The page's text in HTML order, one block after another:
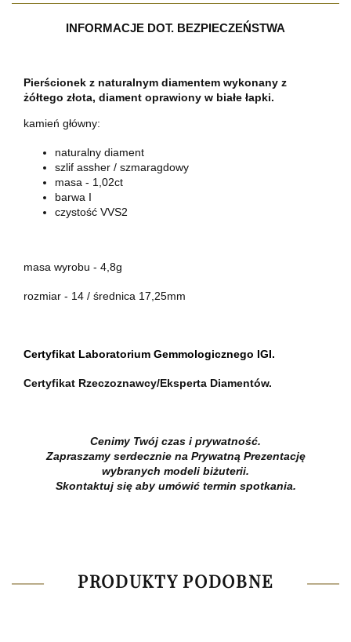
INFORMACJE DOT. BEZPIECZEŃSTWA
Pierścionek z naturalnym diamentem wykonany z
żółtego złota, diament oprawiony w białe łapki.
kamień główny:
naturalny diament
szlif assher / szmaragdowy
masa - 1,02ct
barwa I
czystość VVS2
masa wyrobu - 4,8g
rozmiar - 14 / średnica 17,25mm
Certyfikat Laboratorium Gemmologicznego IGI.
Certyfikat Rzeczoznawcy/Eksperta Diamentów.
Cenimy Twój czas i prywatność.
Zapraszamy serdecznie na Prywatną Prezentację
wybranych modeli biżuterii.
Skontaktuj się aby umówić termin spotkania.
PRODUKTY PODOBNE